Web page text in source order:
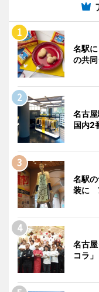
名駅
の共
名古
国内2
名駅
装に
名古
コラ